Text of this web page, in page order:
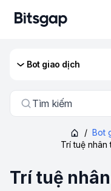
Bot giao dịch
Tìm kiếm
/ Bot
Trí tuệ nhân
Trí tuệ